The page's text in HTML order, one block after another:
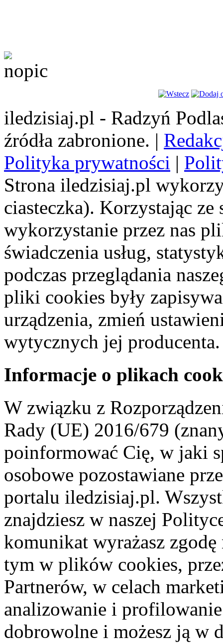
iledzisiaj.pl - Radzyń
źródła zabronione. |
Polityka prywatności |
Strona iledzisiaj.pl
ciasteczka). Korzystając
wykorzystanie przez nas
świadczenia usług,
podczas przeglądania
pliki cookies były
urządzenia, zmień
wytycznych jej producenta.
Informacje o plikach
W związku z
Rady (UE) 2016/679
poinformować Cię, w jaki
osobowe pozostawiane
portalu iledzisiaj.pl.
znajdziesz w naszej
komunikat wyrażasz
tym w plików cookies,
Partnerów, w celach
analizowanie i
dobrowolne i możesz ją w